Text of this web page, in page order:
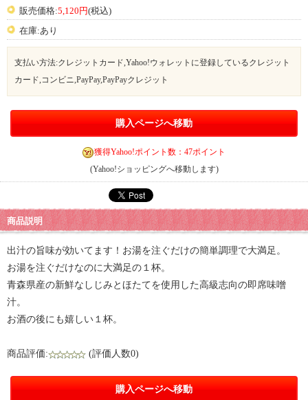
販売価格:5,120円(税込)
在庫:あり
支払い方法:クレジットカード,Yahoo!ウォレットに登録しているクレジット
カード,コンビニ,PayPay,PayPayクレジット
購入ページへ移動
獲得Yahoo!ポイント数：47ポイント
(Yahoo!ショッピングへ移動します)
商品説明
出汁の旨味が効いてます！お湯を注ぐだけの簡単調理で大満足。
お湯を注ぐだけなのに大満足の１杯。
青森県産の新鮮なしじみとほたてを使用した高級志向の即席味噌
汁。
お酒の後にも嬉しい１杯。
商品評価: (評価人数0)
購入ページへ移動